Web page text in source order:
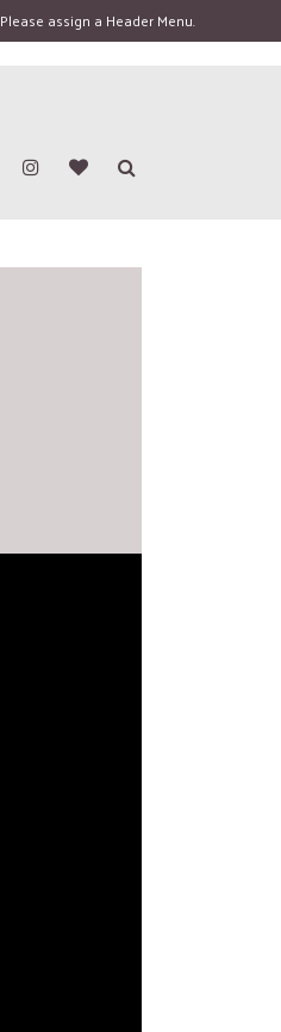
Please assign a Header Menu.